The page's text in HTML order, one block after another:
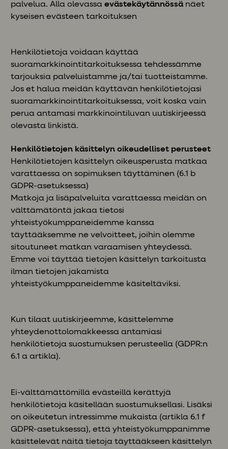
palvelua. Alla olevassaevästekäytännössä näet
kyseisen evästeen tarkoituksen
Henkilötietoja voidaan käyttää
suoramarkkinointitarkoituksessa tehdessämme
tarjouksia palveluistamme ja/tai tuotteistamme.
Jos et halua meidän käyttävän henkilötietojasi
suoramarkkinointitarkoituksessa, voit koska vain
perua antamasi markkinointiluvan uutiskirjeessä
olevasta linkistä.
Henkilötietojen käsittelyn oikeudelliset perusteet
Henkilötietojen käsittelyn oikeusperusta matkaa
varattaessa on sopimuksen täyttäminen (6.1 b
GDPR-asetuksessa)
Matkoja ja lisäpalveluita varattaessa meidän on
välttämätöntä jakaa tietosi
yhteistyökumppaneidemme kanssa
täyttääksemme ne velvoitteet, joihin olemme
sitoutuneet matkan varaamisen yhteydessä.
Emme voi täyttää tietojen käsittelyn tarkoitusta
ilman tietojen jakamista
yhteistyökumppaneidemme käsiteltäviksi.
Kun tilaat uutiskirjeemme, käsittelemme
yhteydenottolomakkeessa antamiasi
henkilötietoja suostumuksen perusteella (GDPR:n
6.1 a artikla).
Ei-välttämättömillä evästeillä kerättyjä
henkilötietoja käsitellään suostumuksellasi. Lisäksi
on oikeutetun intressimme mukaista (artikla 6.1 f
GDPR-asetuksessa), että yhteistyökumppanimme
käsittelevät näitä tietoja täyttääkseen käsittelyn